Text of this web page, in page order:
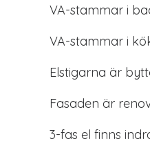
VA-stammar i
VA-stammar i
Elstigarna är
Fasaden är
3-fas el finns